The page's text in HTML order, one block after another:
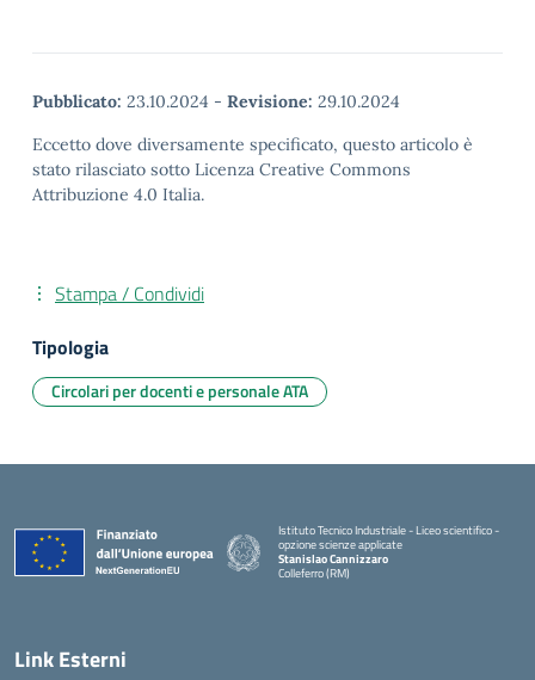
Pubblicato: 23.10.2024 - Revisione: 29.10.2024
Eccetto dove diversamente specificato, questo articolo è
stato rilasciato sotto Licenza Creative Commons
Attribuzione 4.0 Italia.
Stampa / Condividi
Tipologia
Circolari per docenti e personale ATA
Istituto Tecnico Industriale - Liceo scientifico -
opzione scienze applicate
Stanislao Cannizzaro
Colleferro (RM)
Link Esterni